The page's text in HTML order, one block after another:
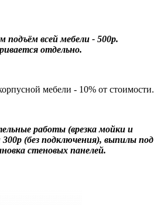
подъём всей мебели - 500р.
отдельно.
мебели - 10% от стоимости.
работы (врезка мойки и
(без подключения), выпилы под
стеновых панелей.